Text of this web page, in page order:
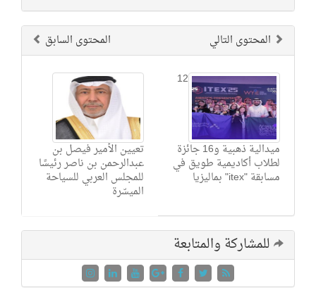
المحتوى السابق المحتوى التالي
تعيين الأمير فيصل بن
عبدالرحمن بن ناصر رئيسًا
للمجلس العربي للسياحة
الميسّرة
12
ميدالية ذهبية و16 جائزة
لطلاب أكاديمية طويق في
مسابقة "itex" بماليزيا
للمشاركة والمتابعة